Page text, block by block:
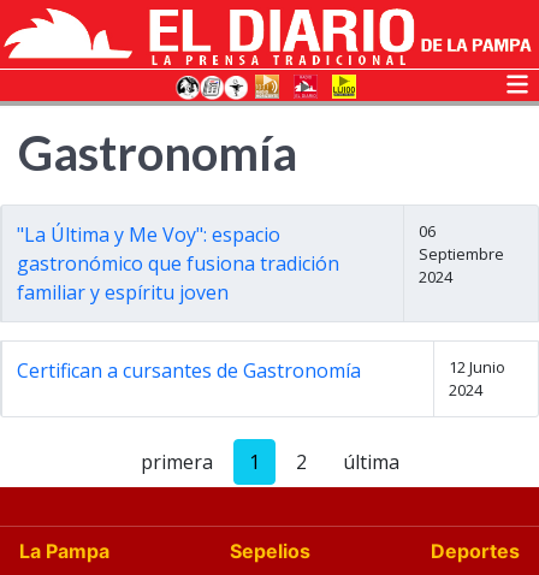
Gastronomía
"La Última y Me Voy": espacio
gastronómico que fusiona tradición
familiar y espíritu joven
06
Septiembre
2024
Certifican a cursantes de Gastronomía
12 Junio
2024
primera 1 2 última
La Pampa Sepelios
Deportes